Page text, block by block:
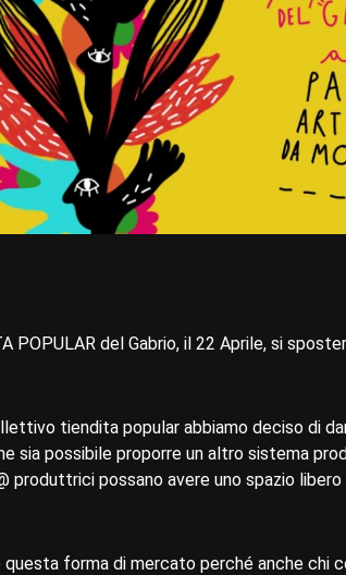
POPULAR del Gabrio, il 22 Aprile, si
tiendita popular abbiamo deciso di
sia possibile proporre un altro sistema
produttrici possano avere uno spazio
questa forma di mercato perché anche chi